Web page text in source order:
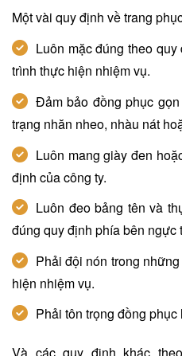
Một vài quy định về trang
Luôn mặc đúng theo
trình thực hiện nhiệm vụ.
Đảm bảo đồng phục
trạng nhăn nheo, nhàu nát
Luôn mang giày đen
định của công ty.
Luôn đeo bảng tên và
đúng quy định phía bên ngực
Phải đội nón trong
hiện nhiệm vụ.
Phải tôn trọng đồng phục